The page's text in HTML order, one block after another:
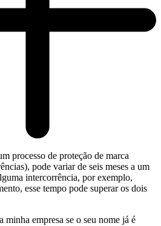
processo de proteção de marca
pode variar de seis meses a um
intercorrência, por exemplo,
esse tempo pode superar os dois
minha empresa se o seu nome já é